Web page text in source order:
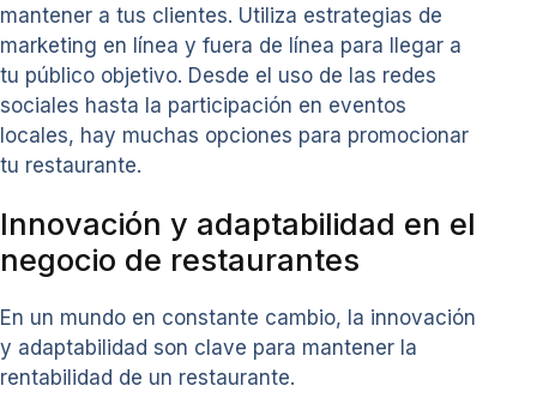
mantener a tus clientes. Utiliza estrategias de
marketing en línea y fuera de línea para llegar a
tu público objetivo. Desde el uso de las redes
sociales hasta la participación en eventos
locales, hay muchas opciones para promocionar
tu restaurante.
Innovación y adaptabilidad en el
negocio de restaurantes
En un mundo en constante cambio, la innovación
y adaptabilidad son clave para mantener la
rentabilidad de un restaurante.